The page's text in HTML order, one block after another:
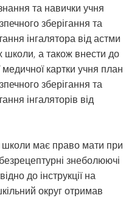
та навички учня
зберігання та
інгалятора від астми
школи, а також внести до
медичної картки учня план
зберігання та
інгаляторів від
школи має право мати при
знеболюючі
до інструкції на
округ отримав